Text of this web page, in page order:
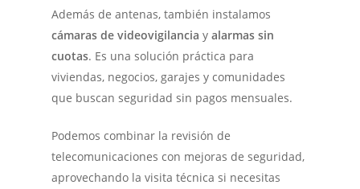
Además de antenas, también instalamos
cámaras de videovigilancia yalarmas sin
cuotas. Es una solución práctica para
viviendas, negocios, garajes y comunidades
que buscan seguridad sin pagos mensuales.
Podemos combinar la revisión de
telecomunicaciones con mejoras de seguridad,
aprovechando la visita técnica si necesitas